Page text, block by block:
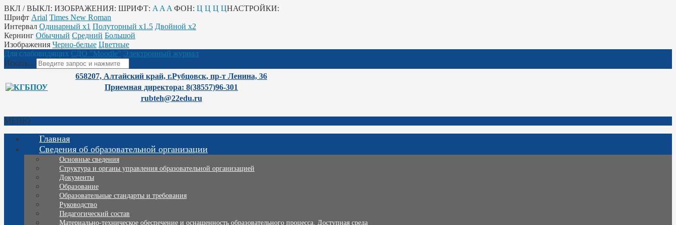
ВКЛ / ВЫКЛ: ИЗОБРАЖЕНИЯ: ШРИФТ: A A A ФОН: Ц Ц Ц ЦНАСТРОЙКИ:
Шрифт Arial Times New Roman
Интервал Одинарный х1 Полуторный х1.5 Двойной х2
Кернинг Обычный Средний Большой
Изображения Черно-белые Цветные
Для слабовидящих СДО "Moodle" Электронный журнал
Искать...
658207, Алтайский край, г.Рубцовск, пр-т Ленина, 36
Приемная директора: 8(38557)96-301
rubteh@22edu.ru
МЕНЮ
Главная
Сведения об образовательной организации
Основные сведения
Структура и органы управления образовательной организацией
Документы
Образование
Образовательные стандарты и требования
Руководство
Педагогический состав
Материально-техническое обеспечение и оснащенность образовательного процесса. Доступная среда